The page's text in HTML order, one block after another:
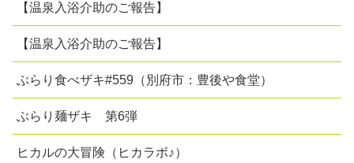
【温泉入浴介助のご報告】
【温泉入浴介助のご報告】
ぶらり食べザキ#559（別府市：豊後や食堂）
ぶらり麺ザキ 第6弾
ヒカルの大冒険（ヒカラボ♪）